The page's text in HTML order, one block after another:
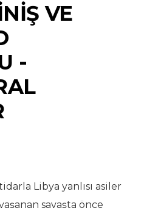
VE
-
Libya yanlısı asiler
savaşta önce